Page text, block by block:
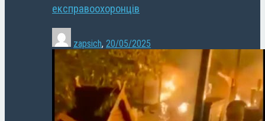
експравоохоронців
zapsich, 20/05/2025